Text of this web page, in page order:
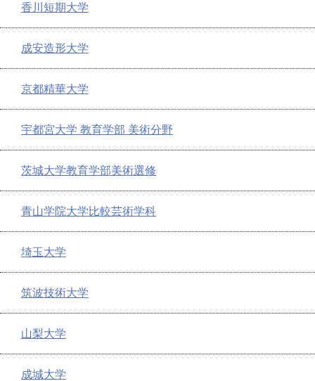
香川短期大学
成安造形大学
京都精華大学
宇都宮大学 教育学部 美術分野
茨城大学教育学部美術選修
青山学院大学比較芸術学科
埼玉大学
筑波技術大学
山梨大学
成城大学